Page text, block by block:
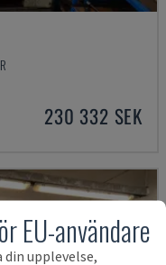
230 332 SEK
EU-användare
upplevelse,